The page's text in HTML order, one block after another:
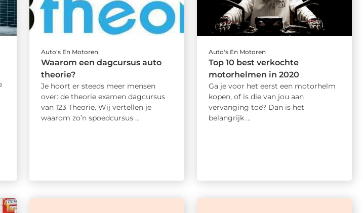
Auto's En Motoren
Waarom een dagcursus auto
theorie?
Je hoort er steeds meer mensen
over: de theorie examen dagcursus
van 123 Theorie. Wij vertellen je
waarom zo’n spoedcursus ...
Auto's En Motoren
Top 10 best verkochte
motorhelmen in 2020
Ga je voor het eerst een motorhelm
kopen, of is die van jou aan
vervanging toe? Dan is het
belangrijk ...